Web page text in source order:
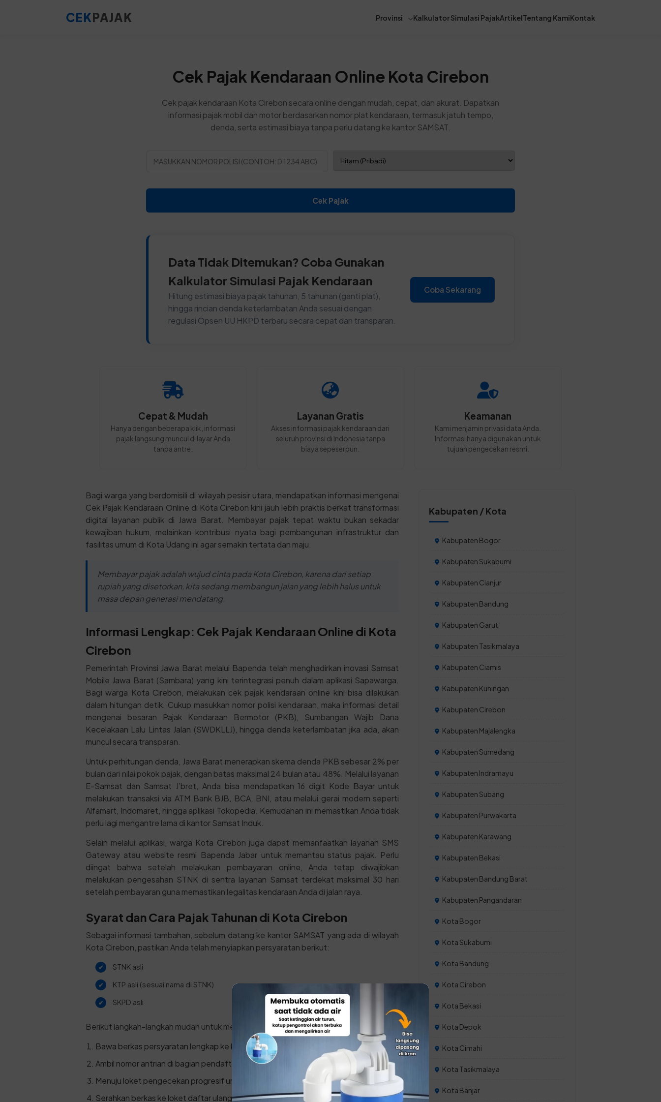
CEKPAJAK Provinsi Kalkulator Simulasi PajakArtikelTentang KamiKontak
Cek Pajak Kendaraan Online Kota Cirebon
Cek pajak kendaraan Kota Cirebon secara online dengan mudah, cepat, dan akurat. Dapatkan
informasi pajak mobil dan motor berdasarkan nomor plat kendaraan, termasuk jatuh tempo,
denda, serta estimasi biaya tanpa perlu datang ke kantor SAMSAT.
Cek Pajak
Data Tidak Ditemukan? Coba Gunakan
Kalkulator Simulasi Pajak Kendaraan
Hitung estimasi biaya pajak tahunan, 5 tahunan (ganti plat),
hingga rincian denda keterlambatan Anda sesuai dengan
regulasi Opsen UU HKPD terbaru secara cepat dan transparan.
Coba Sekarang
Cepat & Mudah
Hanya dengan beberapa klik, informasi
pajak langsung muncul di layar Anda
tanpa antre.
Layanan Gratis
Akses informasi pajak kendaraan dari
seluruh provinsi di Indonesia tanpa
biaya sepeserpun.
Keamanan
Kami menjamin privasi data Anda.
Informasi hanya digunakan untuk
tujuan pengecekan resmi.
Bagi warga yang berdomisili di wilayah pesisir utara, mendapatkan informasi mengenai
Cek Pajak Kendaraan Online di Kota Cirebon kini jauh lebih praktis berkat transformasi
digital layanan publik di Jawa Barat. Membayar pajak tepat waktu bukan sekadar
kewajiban hukum, melainkan kontribusi nyata bagi pembangunan infrastruktur dan
fasilitas umum di Kota Udang ini agar semakin tertata dan maju.
Membayar pajak adalah wujud cinta pada Kota Cirebon, karena dari setiap
rupiah yang disetorkan, kita sedang membangun jalan yang lebih halus untuk
masa depan generasi mendatang.
Informasi Lengkap: Cek Pajak Kendaraan Online di Kota
Cirebon
Pemerintah Provinsi Jawa Barat melalui Bapenda telah menghadirkan inovasi Samsat
Mobile Jawa Barat (Sambara) yang kini terintegrasi penuh dalam aplikasi Sapawarga.
Bagi warga Kota Cirebon, melakukan cek pajak kendaraan online kini bisa dilakukan
dalam hitungan detik. Cukup masukkan nomor polisi kendaraan, maka informasi detail
mengenai besaran Pajak Kendaraan Bermotor (PKB), Sumbangan Wajib Dana
Kecelakaan Lalu Lintas Jalan (SWDKLLJ), hingga denda keterlambatan jika ada, akan
muncul secara transparan.
Untuk perhitungan denda, Jawa Barat menerapkan skema denda PKB sebesar 2% per
bulan dari nilai pokok pajak, dengan batas maksimal 24 bulan atau 48%. Melalui layanan
E-Samsat dan Samsat J’bret, Anda bisa mendapatkan 16 digit Kode Bayar untuk
melakukan transaksi via ATM Bank BJB, BCA, BNI, atau melalui gerai modern seperti
Alfamart, Indomaret, hingga aplikasi Tokopedia. Kemudahan ini memastikan Anda tidak
perlu lagi mengantre lama di kantor Samsat Induk.
Selain melalui aplikasi, warga Kota Cirebon juga dapat memanfaatkan layanan SMS
Gateway atau website resmi Bapenda Jabar untuk memantau status pajak. Perlu
diingat bahwa setelah melakukan pembayaran online, Anda tetap diwajibkan
melakukan pengesahan STNK di sentra layanan Samsat terdekat maksimal 30 hari
setelah pembayaran guna memastikan legalitas kendaraan Anda di jalan raya.
Syarat dan Cara Pajak Tahunan di Kota Cirebon
Sebagai informasi tambahan, sebelum datang ke kantor SAMSAT yang ada di wilayah
Kota Cirebon, pastikan Anda telah menyiapkan persyaratan berikut:
STNK asli
KTP asli (sesuai nama di STNK)
SKPD asli
Berikut langkah-langkah mudah untuk melakukan prosesnya:
Bawa berkas persyaratan lengkap ke kantor Samsat terdekat di Kota Cirebon.
Ambil nomor antrian di bagian pendaftaran.
Menuju loket pengecekan progresif untuk memvalidasi data kepemilikan.
Serahkan berkas ke loket daftar ulang 1 tahun.
Kabupaten / Kota
Kabupaten Bogor
Kabupaten Sukabumi
Kabupaten Cianjur
Kabupaten Bandung
Kabupaten Garut
Kabupaten Tasikmalaya
Kabupaten Ciamis
Kabupaten Kuningan
Kabupaten Cirebon
Kabupaten Majalengka
Kabupaten Sumedang
Kabupaten Indramayu
Kabupaten Subang
Kabupaten Purwakarta
Kabupaten Karawang
Kabupaten Bekasi
Kabupaten Bandung Barat
Kabupaten Pangandaran
Kota Bogor
Kota Sukabumi
Kota Bandung
Kota Cirebon
Kota Bekasi
Kota Depok
Kota Cimahi
Kota Tasikmalaya
Kota Banjar